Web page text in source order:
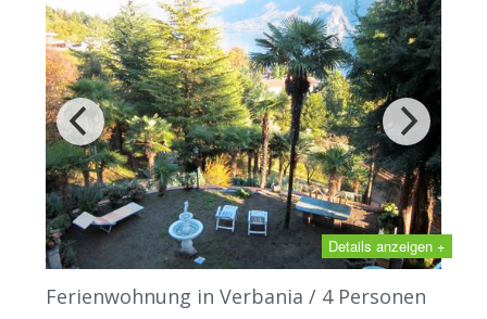
Details anzeigen +
Ferienwohnung in Verbania / 4 Personen